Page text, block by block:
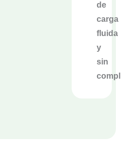
de
carga
fluida
y
sin